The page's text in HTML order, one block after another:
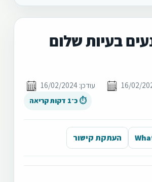
בעיות שלום
עודכן: 16/02/2024
⏱ כ־1 דקות קריאה
העתקת קישור